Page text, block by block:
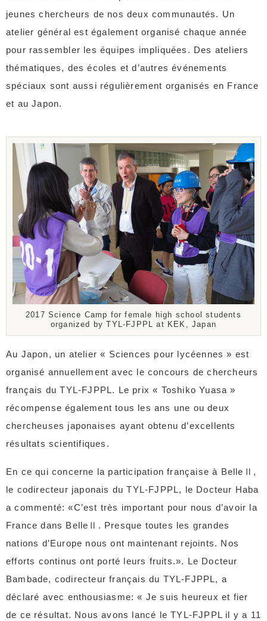
jeunes chercheurs de nos deux communautés. Un
atelier général est également organisé chaque année
pour rassembler les équipes impliquées. Des ateliers
thématiques, des écoles et d’autres événements
spéciaux sont aussi régulièrement organisés en France
et au Japon.
2017 Science Camp for female high school students
organized by TYL-FJPPL at KEK, Japan
Au Japon, un atelier « Sciences pour lycéennes » est
organisé annuellement avec le concours de chercheurs
français du TYL-FJPPL. Le prix « Toshiko Yuasa »
récompense également tous les ans une ou deux
chercheuses japonaises ayant obtenu d’excellents
résultats scientifiques.
En ce qui concerne la participation française à BelleⅡ,
le codirecteur japonais du TYL-FJPPL, le Docteur Haba
a commenté: «C’est très important pour nous d’avoir la
France dans BelleⅡ. Presque toutes les grandes
nations d’Europe nous ont maintenant rejoints. Nos
efforts continus ont porté leurs fruits.». Le Docteur
Bambade, codirecteur français du TYL-FJPPL, a
déclaré avec enthousiasme: « Je suis heureux et fier
de ce résultat. Nous avons lancé le TYL-FJPPL il y a 11